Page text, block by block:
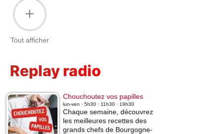
+
Tout afficher
Replay radio
Chouchoutez vos papilles
lun-ven · 5h30 · 11h30 · 19h30
Chaque semaine, découvrez
les meilleures recettes des
grands chefs de Bourgogne-